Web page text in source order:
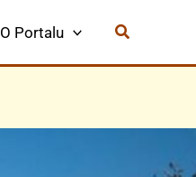
O Portalu